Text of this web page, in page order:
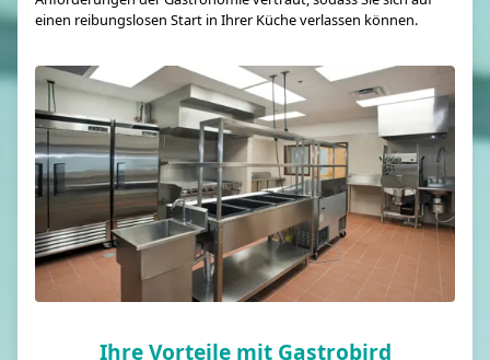
einen reibungslosen Start in Ihrer Küche verlassen können.
Ihre Vorteile mit Gastrobird